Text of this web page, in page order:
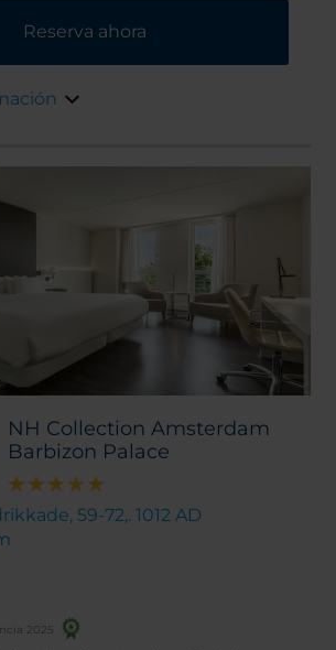
Reserva ahora
NH Collection Amsterdam
Barbizon Palace
59-72,. 1012 AD
2025